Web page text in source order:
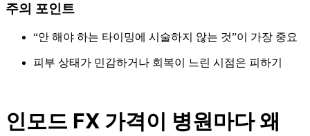
주의 포인트
“안 해야 하는 타이밍에 시술하지 않는 것”이 가장 중요
피부 상태가 민감하거나 회복이 느린 시점은 피하기
인모드 FX 가격이 병원마다 왜